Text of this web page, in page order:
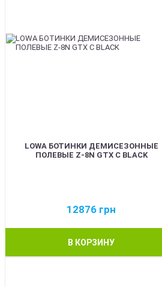
LOWA БОТИНКИ ДЕМИСЕЗОННЫЕ
ПОЛЕВЫЕ Z-8N GTX C BLACK
12876 грн
В КОРЗИНУ